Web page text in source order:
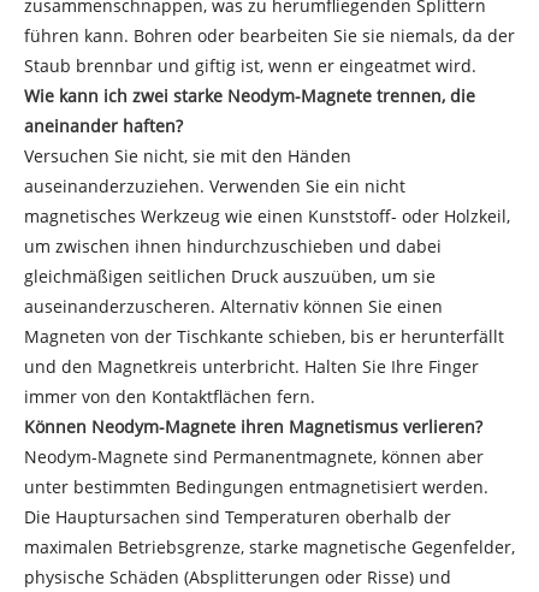
zusammenschnappen, was zu herumfliegenden Splittern
führen kann. Bohren oder bearbeiten Sie sie niemals, da der
Staub brennbar und giftig ist, wenn er eingeatmet wird.
Wie kann ich zwei starke Neodym-Magnete trennen, die
aneinander haften?
Versuchen Sie nicht, sie mit den Händen
auseinanderzuziehen. Verwenden Sie ein nicht
magnetisches Werkzeug wie einen Kunststoff- oder Holzkeil,
um zwischen ihnen hindurchzuschieben und dabei
gleichmäßigen seitlichen Druck auszuüben, um sie
auseinanderzuscheren. Alternativ können Sie einen
Magneten von der Tischkante schieben, bis er herunterfällt
und den Magnetkreis unterbricht. Halten Sie Ihre Finger
immer von den Kontaktflächen fern.
Können Neodym-Magnete ihren Magnetismus verlieren?
Neodym-Magnete sind Permanentmagnete, können aber
unter bestimmten Bedingungen entmagnetisiert werden.
Die Hauptursachen sind Temperaturen oberhalb der
maximalen Betriebsgrenze, starke magnetische Gegenfelder,
physische Schäden (Absplitterungen oder Risse) und